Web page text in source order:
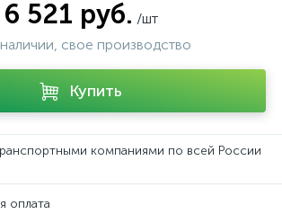
6 521 руб. /шт
свое производство
Купить
компаниями по всей России
оплата